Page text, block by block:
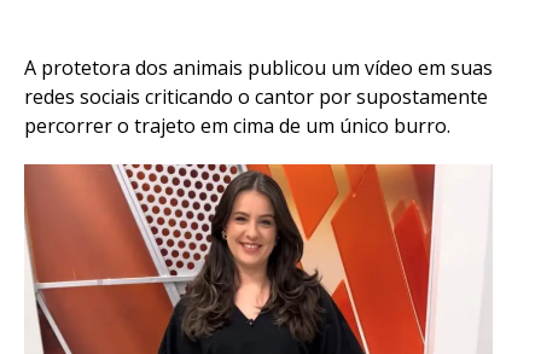
A protetora dos animais publicou um vídeo em suas
redes sociais criticando o cantor por supostamente
percorrer o trajeto em cima de um único burro.